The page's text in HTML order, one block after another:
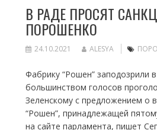
В РАДЕ ПРОСЯТ
ПОРОШЕНКО
24.10.2021 ALESYA
Фабрику “Рошен” заподозрили
большинством голосов
Зеленскому с предложением о
“Рошен”, принадлежащей
на сайте парламента, пишет